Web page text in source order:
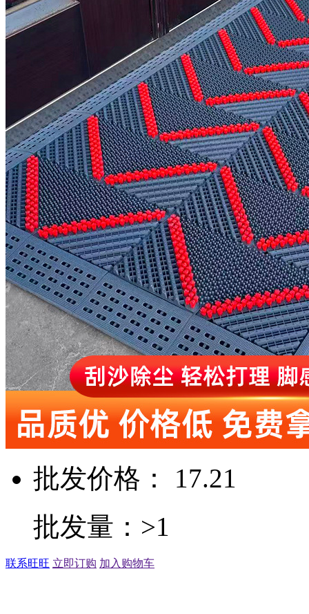
批发价格： 17.21
批发量：>1
联系旺旺 立即订购 加入购物车